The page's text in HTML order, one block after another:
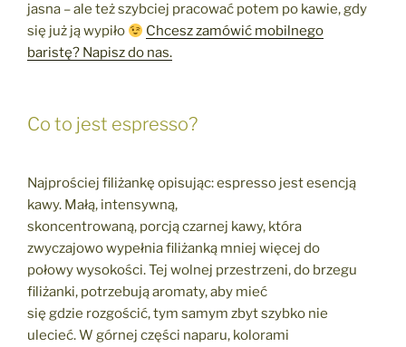
jasna – ale też szybciej pracować potem po kawie, gdy
się już ją wypiło
Chcesz zamówić mobilnego
baristę? Napisz do nas.
Co to jest espresso?
Najprościej filiżankę opisując: espresso jest esencją
kawy. Małą, intensywną,
skoncentrowaną, porcją czarnej kawy, która
zwyczajowo wypełnia filiżanką mniej więcej do
połowy wysokości. Tej wolnej przestrzeni, do brzegu
filiżanki, potrzebują aromaty, aby mieć
się gdzie rozgościć, tym samym zbyt szybko nie
ulecieć. W górnej części naparu, kolorami